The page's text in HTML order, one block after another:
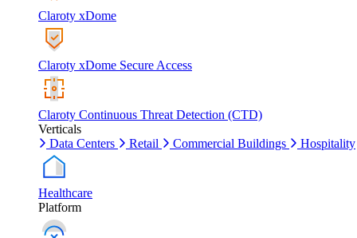
Claroty xDome
Claroty xDome Secure Access
Claroty Continuous Threat Detection (CTD)
Verticals
Data Centers
Retail Commercial Buildings Hospitality
Healthcare
Platform